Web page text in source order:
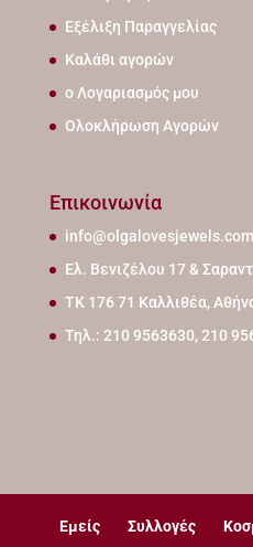
Εξέλιξη Παραγγελίας
Καλάθι αγορών
ο Λογαριασμός μου
Ολοκλήρωση Αγορών
Επικοινωνία
info@olgalovesjewels.com
Ελ. Βενιζέλου 17 &
ΤΚ 176 71 Καλλιθέα,
Τηλ.: 210 9563630, 210
Εμείς Συλλογές